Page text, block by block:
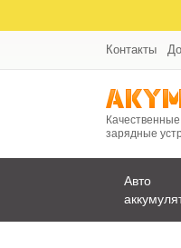
Контакты
зарядные
Авто